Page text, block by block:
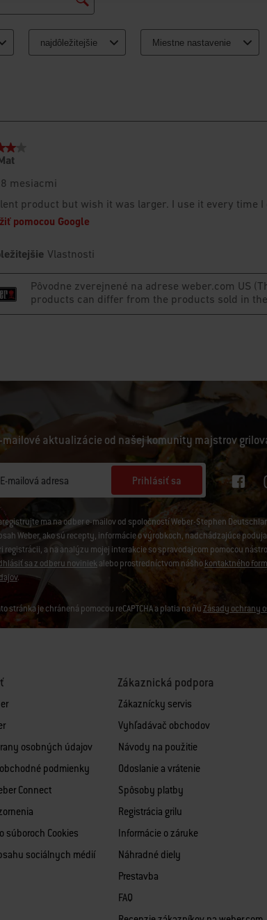
mailové aktualizácie od našej komunity majstrov
E-mailová adresa Prihlásiť sa
ma na odber e-mailov od spoločností Weber-Stephen
Weber, ako sú recepty, informácie o výrobkoch, nadchádzajúce
registrácii, a na analýzu mojej interakcie so spravodajcom pomocou
sa z odberu noviniekalebo prostredníctvom nášhokontaktného
.
stránka je chránená pomocou reCAPTCHA a platia na ňuZásady ochrany
osobných údajov
podmienky
Connect
súboroch Cookies
sociálnych médií
Zákaznická podpora
Zákaznícky servis
Vyhľadávač obchodov
Návody na použitie
Odoslanie a vrátenie
Spôsoby platby
Registrácia grilu
Informácie o záruke
Náhradné diely
Prestavba
FAQ